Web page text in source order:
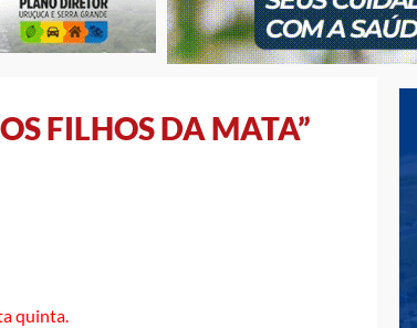
FILHOS DA MATA”